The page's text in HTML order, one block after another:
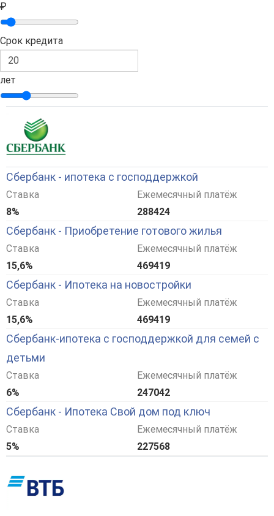
₽
Срок кредита
лет
Сбербанк - ипотека с господдержкой
Ставка
8%
Ежемесячный платёж
288424
Сбербанк - Приобретение готового жилья
Ставка
15,6%
Ежемесячный платёж
469419
Сбербанк - Ипотека на новостройки
Ставка
15,6%
Ежемесячный платёж
469419
Сбербанк-ипотека с господдержкой для семей с
детьми
Ставка
6%
Ежемесячный платёж
247042
Сбербанк - Ипотека Свой дом под ключ
Ставка
5%
Ежемесячный платёж
227568